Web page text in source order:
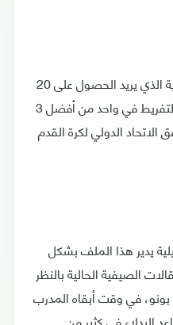
ولا تلبي هذه الأرقام رغبة إشبيلية الذي يريد الحصول على 20
مليون يورو على الأقل من أجل التفريط في واحد من أفضل 3
العالم لعام 2022، وفق الاتحاد الدولي لكرة القدم
يدير هذا الملف بشكل
الصيفية الحالية بالنظر
بونو، في وقت أبقاه المدرب